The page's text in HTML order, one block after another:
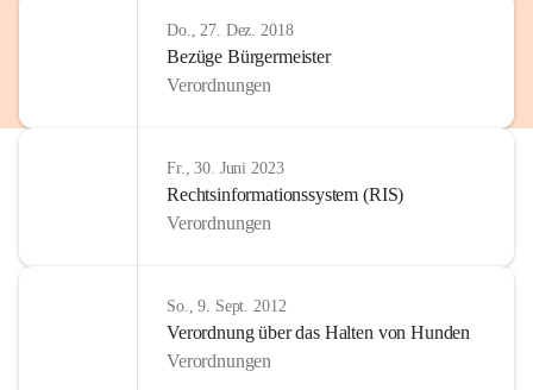
Do., 27. Dez. 2018
Bezüge Bürgermeister
Verordnungen
Fr., 30. Juni 2023
Rechtsinformationssystem (RIS)
Verordnungen
So., 9. Sept. 2012
Verordnung über das Halten von Hunden
Verordnungen